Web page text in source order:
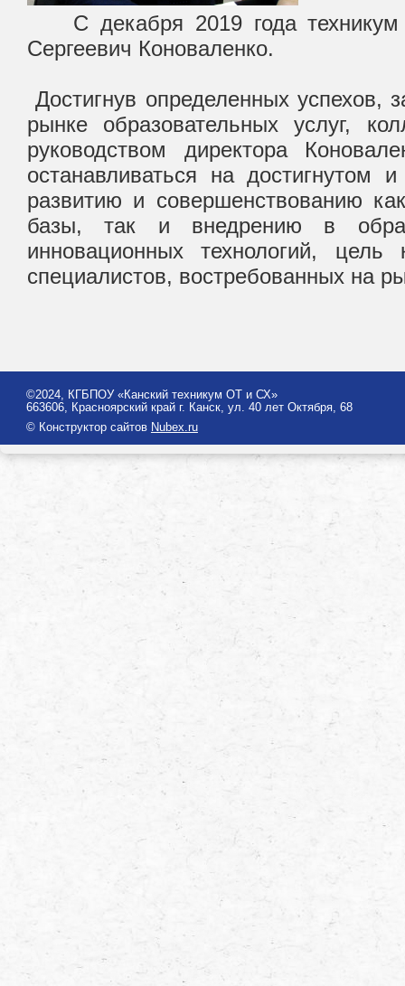
С декабря 2019 года техникум
Сергеевич Коноваленко.
Достигнув определенных успехов,
рынке образовательных услуг,
руководством директора
останавливаться на достигнутом
развитию и совершенствованию
базы, так и внедрению в
инновационных технологий, цель
специалистов, востребованных на
©2024, КГБПОУ «Канский техникум ОТ и СХ»
663606, Красноярский край г. Канск, ул. 40 лет Октября, 68
© Конструктор сайтов Nubex.ru